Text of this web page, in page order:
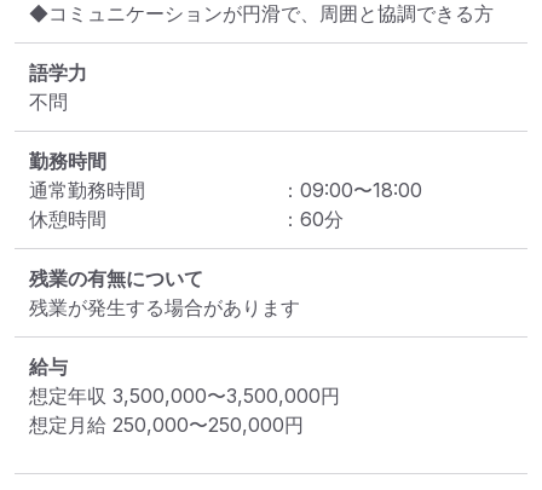
◆コミュニケーションが円滑で、周囲と協調できる方
語学力
不問
勤務時間
通常勤務時間
： 09:00〜18:00
休憩時間
： 60分
残業の有無について
残業が発生する場合があります
給与
想定年収 3,500,000〜3,500,000円
想定月給 250,000〜250,000円